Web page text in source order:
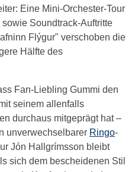
Eine Mini-Orchester-Tour
Soundtrack-Auftritte
Flýgur" verschoben die
Hälfte des
Fan-Liebling Gummi den
seinem allenfalls
durchaus mitgeprägt hat –
unverwechselbarer Ringo-
Jón Hallgrímsson bleibt
sich dem bescheidenen Stil